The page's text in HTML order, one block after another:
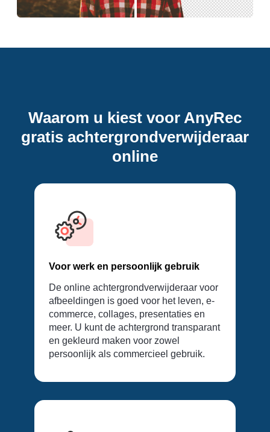
Waarom u kiest voor AnyRec
gratis achtergrondverwijderaar
online
Voor werk en persoonlijk gebruik
De online achtergrondverwijderaar voor
afbeeldingen is goed voor het leven, e-
commerce, collages, presentaties en
meer. U kunt de achtergrond transparant
en gekleurd maken voor zowel
persoonlijk als commercieel gebruik.